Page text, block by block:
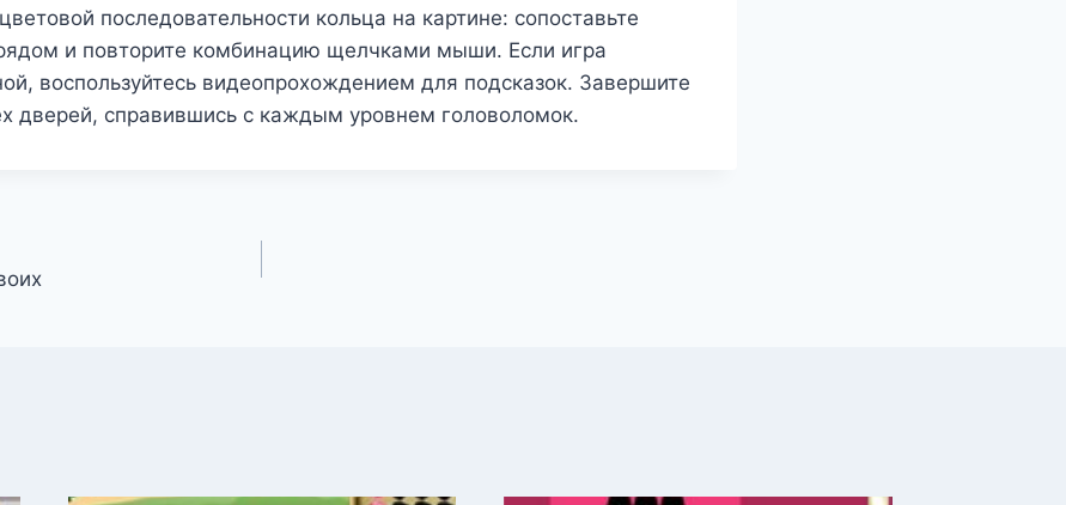
последовательности кольца на картине: сопоставьте
и повторите комбинацию щелчками мыши. Если игра
воспользуйтесь видеопрохождением для подсказок. Завершите
дверей, справившись с каждым уровнем головоломок.